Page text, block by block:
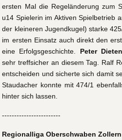
ersten Mal die Regeländerung zum
u14 Spielerin im Aktiven Spielbetrieb
der kleineren Jugendkugel) starke
im ersten Einsatz auch direkt den
eine Erfolgsgeschichte. Peter
sehr treffsicher an diesem Tag. Ralf
entscheiden und sicherte sich damit
Staudacher konnte mit 474/1
hinter sich lassen.
------------------------
Regionalliga Oberschwaben